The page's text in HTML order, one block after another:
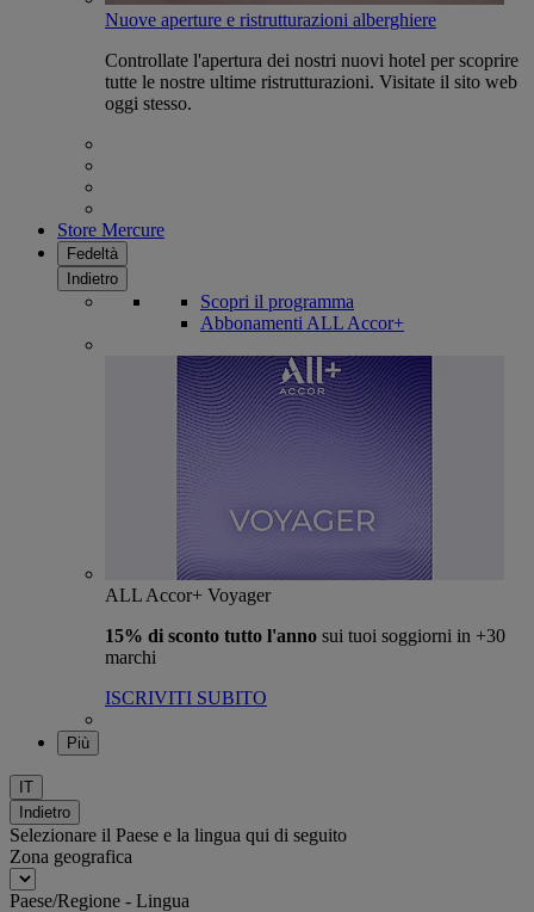
Nuove aperture e ristrutturazioni alberghiere
Controllate l'apertura dei nostri nuovi hotel per scoprire
tutte le nostre ultime ristrutturazioni. Visitate il sito web
oggi stesso.
Store Mercure
Fedeltà
Indietro
Scopri il programma
Abbonamenti ALL Accor+
ALL Accor+ Voyager
15% di sconto tutto l'anno sui tuoi soggiorni in +30
marchi
ISCRIVITI SUBITO
Più
IT
Indietro
Selezionare il Paese e la lingua qui di seguito
Zona geografica
Paese/Regione - Lingua